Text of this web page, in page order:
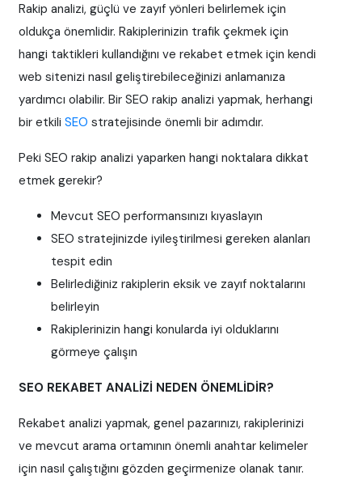
Rakip analizi, güçlü ve zayıf yönleri belirlemek için
oldukça önemlidir. Rakiplerinizin trafik çekmek için
hangi taktikleri kullandığını ve rekabet etmek için kendi
web sitenizi nasıl geliştirebileceğinizi anlamanıza
yardımcı olabilir. Bir SEO rakip analizi yapmak, herhangi
bir etkili SEO stratejisinde önemli bir adımdır.
Peki SEO rakip analizi yaparken hangi noktalara dikkat
etmek gerekir?
Mevcut SEO performansınızı kıyaslayın
SEO stratejinizde iyileştirilmesi gereken alanları
tespit edin
Belirlediğiniz rakiplerin eksik ve zayıf noktalarını
belirleyin
Rakiplerinizin hangi konularda iyi olduklarını
görmeye çalışın
SEO REKABET ANALİZİ NEDEN ÖNEMLİDİR?
Rekabet analizi yapmak, genel pazarınızı, rakiplerinizi
ve mevcut arama ortamının önemli anahtar kelimeler
için nasıl çalıştığını gözden geçirmenize olanak tanır.